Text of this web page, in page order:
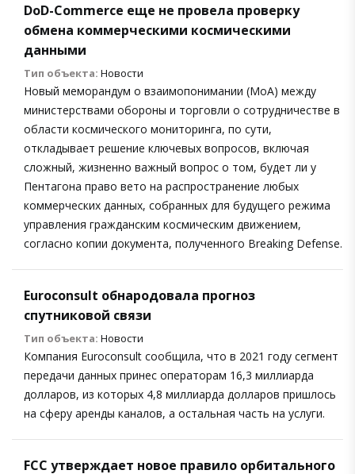
DoD-Commerce еще не провела проверку
обмена коммерческими космическими
данными
Тип объекта: Новости
Новый меморандум о взаимопонимании (MoA) между
министерствами обороны и торговли о сотрудничестве в
области космического мониторинга, по сути,
откладывает решение ключевых вопросов, включая
сложный, жизненно важный вопрос о том, будет ли у
Пентагона право вето на распространение любых
коммерческих данных, собранных для будущего режима
управления гражданским космическим движением,
согласно копии документа, полученного Breaking Defense.
Euroconsult обнародовала прогноз
спутниковой связи
Тип объекта: Новости
Компания Euroconsult сообщила, что в 2021 году сегмент
передачи данных принес операторам 16,3 миллиарда
долларов, из которых 4,8 миллиарда долларов пришлось
на сферу аренды каналов, а остальная часть на услуги.
FCC утверждает новое правило орбитального